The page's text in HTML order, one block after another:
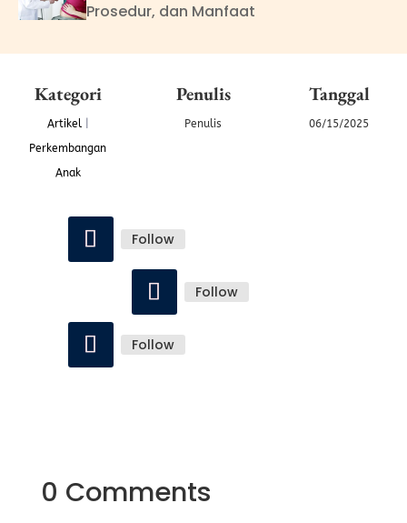
Prosedur, dan Manfaat
Kategori
Artikel|
Perkembangan
Anak
Penulis
Penulis
Tanggal
06/15/2025
Follow
Follow
Follow
0 Comments